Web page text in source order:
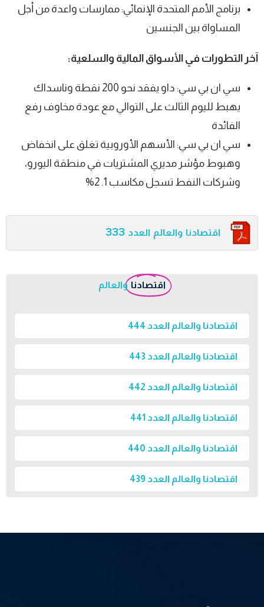
برنامج الأمم المتحدة الإنمائي: ممارسات واعدة من أجل
المساواة بين الجنسين
آخر التطورات في الأسواق المالية والسلعية:
سي ان بي سي: داو يفقد نحو 200 نقطة وناسداك
يهبط لليوم الثالث على التوالي مع عودة مخاوف رفع
الفائدة
سي ان بي سي: الأسهم الأوروبية تغلق على انخفاض
وهبوط مؤشر مديري المشتريات في منطقة اليورو،
وشركات النفط تسجل مكاسب 1. 2%
اقتصادنا والعالم العدد 333
اقتصادنا والعالم
اقتصادنا والعالم العدد 444
اقتصادنا والعالم العدد 443
اقتصادنا والعالم العدد 442
اقتصادنا والعالم العدد 441
اقتصادنا والعالم العدد 440
اقتصادنا والعالم العدد 439